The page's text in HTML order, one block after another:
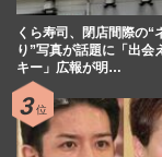
くら寿司、閉店間際の“
り”写真が話題に「出会
キー」広報が明…